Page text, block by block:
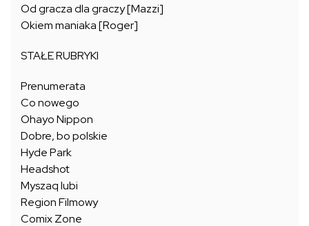
Od gracza dla graczy [Mazzi]
Okiem maniaka [Roger]
STAŁE RUBRYKI
Prenumerata
Co nowego
Ohayo Nippon
Dobre, bo polskie
Hyde Park
Headshot
Myszaq lubi
Region Filmowy
Comix Zone